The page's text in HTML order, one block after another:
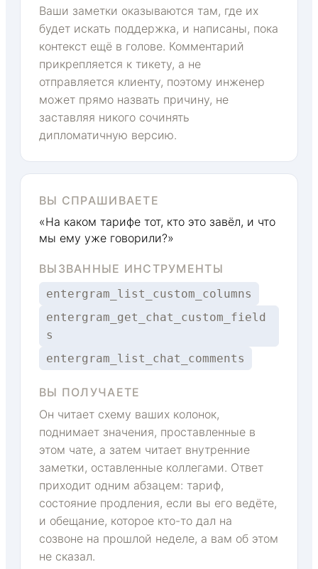
Ваши заметки оказываются там, где их
будет искать поддержка, и написаны, пока
контекст ещё в голове. Комментарий
прикрепляется к тикету, а не
отправляется клиенту, поэтому инженер
может прямо назвать причину, не
заставляя никого сочинять
дипломатичную версию.
ВЫ СПРАШИВАЕТЕ
«На каком тарифе тот, кто это завёл, и что
мы ему уже говорили?»
ВЫЗВАННЫЕ ИНСТРУМЕНТЫ
entergram_list_custom_columns
entergram_get_chat_custom_field
s
entergram_list_chat_comments
ВЫ ПОЛУЧАЕТЕ
Он читает схему ваших колонок,
поднимает значения, проставленные в
этом чате, а затем читает внутренние
заметки, оставленные коллегами. Ответ
приходит одним абзацем: тариф,
состояние продления, если вы его ведёте,
и обещание, которое кто-то дал на
созвоне на прошлой неделе, а вам об этом
не сказал.